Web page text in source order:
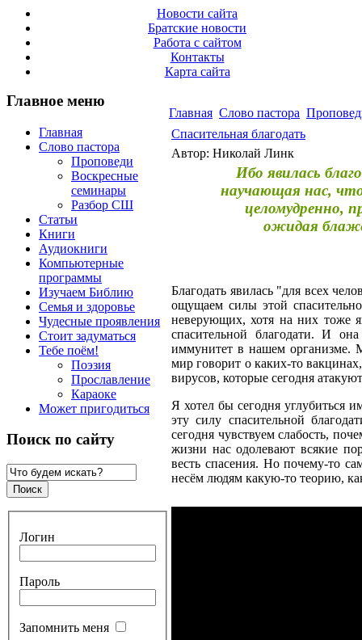
Новости сайта
Братские новости
Работа с сайтом
Контакты
Карта сайта
Главное меню
Главная
Слово пастора
Проповеди
Воскресные
семинары
Разбор СШ
Статьи
Книги
Аудиокниги
Компьютерные
программы
Изучаем Библию
Семья и здоровье
Чудесные проявления
Стоит задуматься
Тебе поём!
Поэзия
Прославление
Караоке
Может пригодиться
Поиск по сайту
Логин
Пароль
Запомнить меня
Главная Слово пастора
Спасительная благодать
Автор: Николай Линк
Ибо явилась
научающая нас,
целомудренно,
ожидая
Благодать явилась "для всех
ощущаем силы этой
неверующих, хотя на них тоже
спасительной благодати. И
иммунитет в нашем организме.
мир говорит о каких-то
вирусов, которые сегодня
Я хотел бы сегодня углубиться
эту силу спасительной
сегодня чувствуем слабость,
жизни нас одолевают всякие
весть спасения. Но почему-то
несём людям какую-то теорию,